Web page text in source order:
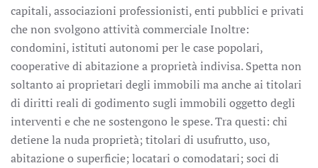
capitali, associazioni professionisti, enti pubblici e privati
che non svolgono attività commerciale Inoltre:
condomini, istituti autonomi per le case popolari,
cooperative di abitazione a proprietà indivisa. Spetta non
soltanto ai proprietari degli immobili ma anche ai titolari
di diritti reali di godimento sugli immobili oggetto degli
interventi e che ne sostengono le spese. Tra questi: chi
detiene la nuda proprietà; titolari di usufrutto, uso,
abitazione o superficie; locatari o comodatari; soci di